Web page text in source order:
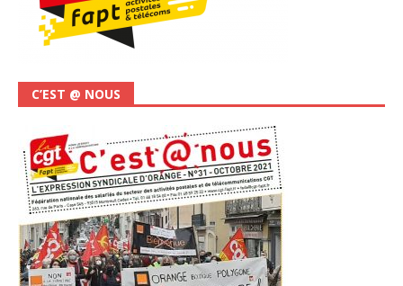
C’EST @ NOUS